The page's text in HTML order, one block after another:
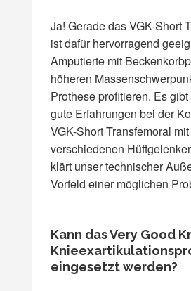
Ja! Gerade das VGK-Short
ist dafür hervorragend
Amputierte mit
höheren
Prothese profitieren. Es gibt
gute Erfahrungen bei der
VGK-Short Transfemoral mit
verschiedenen
klärt unser technischer
Vorfeld einer möglichen
Kann das Very Good
eingesetzt werden?